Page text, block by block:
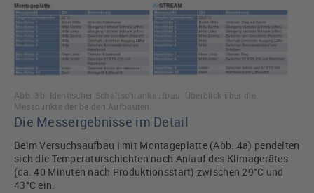
Abb. 3b: Identischer Schaltschrankaufbau. Überblick über die
Messpunkte der beiden Aufbauten.
Die Messergebnisse im Detail
Beim Versuchsaufbau I mit Montageplatte (Abb. 4a) pendelten
sich die Temperaturschichten nach Anlauf des Klimagerätes
(ca. 40 Minuten nach Produktionsstart) zwischen 29°C und
43°C ein.